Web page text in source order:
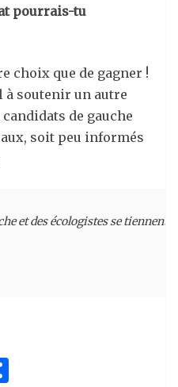
pourrais-tu
choix que de gagner !
à soutenir un autre
de gauche
soit peu informés
et des écologistes se